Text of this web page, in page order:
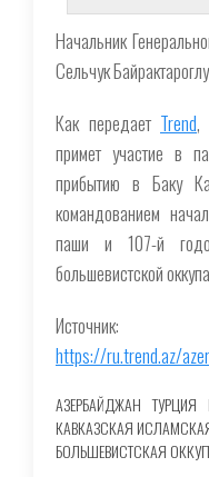
Начальник
Сельчук
Как передает Trend,
примет участие в
прибытию в Баку
командованием
паши и 107-й
большевистской
Источник:
https://ru.trend.az/
АЗЕРБАЙДЖАН ТУРЦИЯ
КАВКАЗСКАЯ
БОЛЬШЕВИСТСКАЯ